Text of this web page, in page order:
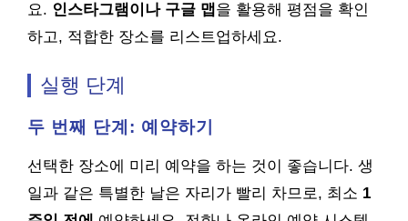
요. 인스타그램이나 구글 맵 을 활용해 평점을 확인
하고, 적합한 장소를 리스트업하세요.
실행 단계
두 번째 단계: 예약하기
선택한 장소에 미리 예약을 하는 것이 좋습니다. 생
일과 같은 특별한 날은 자리가 빨리 차므로, 최소 1